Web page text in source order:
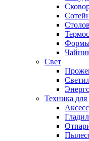
Формы
Свет
Техника для